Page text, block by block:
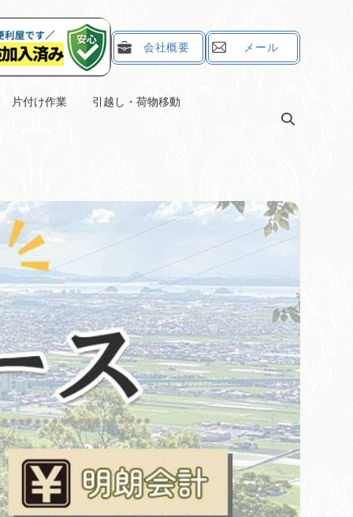
片付け作業 引越し・荷物移動
会社概要 メール